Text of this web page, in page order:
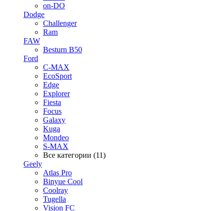
on-DO
Dodge
Challenger
Ram
FAW
Besturn B50
Ford
C-MAX
EcoSport
Edge
Explorer
Fiesta
Focus
Galaxy
Kuga
Mondeo
S-MAX
Все категории (11)
Geely
Atlas Pro
Binyue Cool
Coolray
Tugella
Vision FC